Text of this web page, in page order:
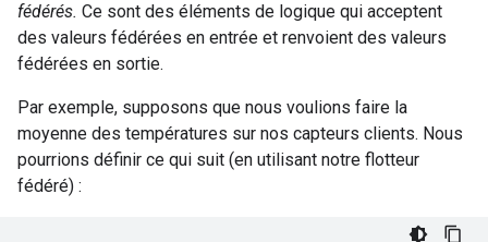
fédérés. Ce sont des éléments de logique qui acceptent
des valeurs fédérées en entrée et renvoient des valeurs
fédérées en sortie.
Par exemple, supposons que nous voulions faire la
moyenne des températures sur nos capteurs clients. Nous
pourrions définir ce qui suit (en utilisant notre flotteur
fédéré) :